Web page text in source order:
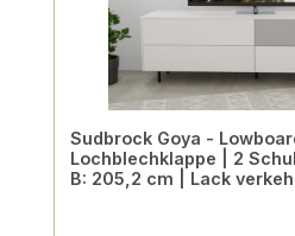
Sudbrock Goya -
Lochblechklappe | 2
B: 205,2 cm | Lack